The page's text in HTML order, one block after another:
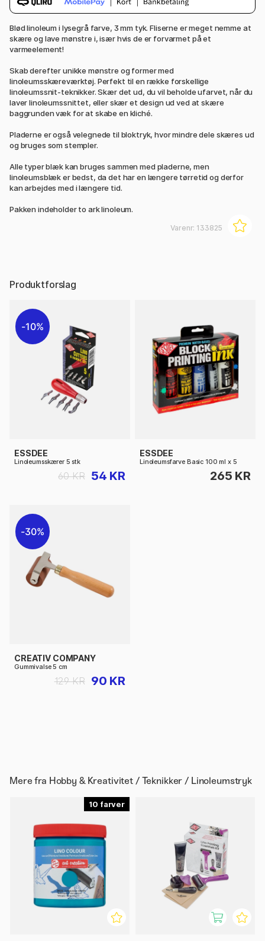
Blød linoleum i lysegrå farve, 3 mm tyk. Fliserne er meget nemme at
skære og lave mønstre i, især hvis de er forvarmet på et
varmeelement!
Skab derefter unikke mønstre og former med
linoleumsskæreværktøj. Perfekt til en række forskellige
linoleumssnit-teknikker. Skær det ud, du vil beholde ufarvet, når du
laver linoleumssnittet, eller skær et design ud ved at skære
baggrunden væk for at skabe en kliché.
Pladerne er også velegnede til bloktryk, hvor mindre dele skæres ud
og bruges som stempler.
Alle typer blæk kan bruges sammen med pladerne, men
linoleumsblæk er bedst, da det har en længere tørretid og derfor
kan arbejdes med i længere tid.
Pakken indeholder to ark linoleum.
Varenr: 133825
Produktforslag
10%
ESSDEE
Linoleumsskærer 5 stk
54 KR
60 KR
ESSDEE
Linoleumsfarve Basic 100 ml x 5
265 KR
30%
CREATIV COMPANY
Gummivalse 5 cm
90 KR
129 KR
Mere fra Hobby & Kreativitet / Teknikker / Linoleumstryk
10